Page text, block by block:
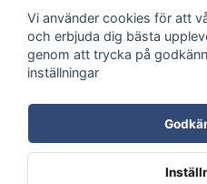
Bli medlem i vårt
Vi använder cookies för att
och erbjuda dig bästa
genom att trycka på
inställningar